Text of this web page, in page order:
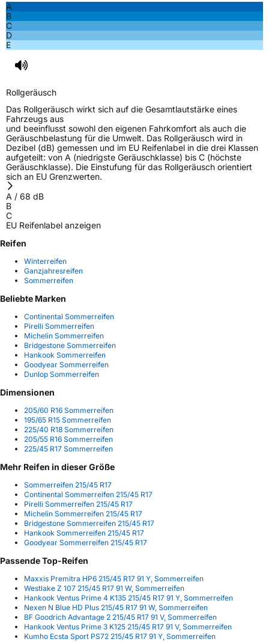
A
B
C
D
E
Rollgeräusch
Das Rollgeräusch wirkt sich auf die Gesamtlautstärke eines
Fahrzeugs aus
und beeinflusst sowohl den eigenen Fahrkomfort als auch die
Geräuschbelastung für die Umwelt. Das Rollgeräusch wird in
Dezibel (dB) gemessen und im EU Reifenlabel in die drei Klassen
aufgeteilt: von A (niedrigste Geräuschklasse) bis C (höchste
Geräuschklasse). Die Einstufung für das Rollgeräusch orientiert
sich an EU Grenzwerten.
A / 68 dB
B
C
EU Reifenlabel anzeigen
Reifen
Winterreifen
Ganzjahresreifen
Sommerreifen
Beliebte Marken
Continental Sommerreifen
Pirelli Sommerreifen
Michelin Sommerreifen
Bridgestone Sommerreifen
Hankook Sommerreifen
Goodyear Sommerreifen
Dunlop Sommerreifen
Dimensionen
205/60 R16 Sommerreifen
195/65 R15 Sommerreifen
225/40 R18 Sommerreifen
205/55 R16 Sommerreifen
225/45 R17 Sommerreifen
Mehr Reifen in dieser Größe
Sommerreifen 215/45 R17
Continental Sommerreifen 215/45 R17
Pirelli Sommerreifen 215/45 R17
Michelin Sommerreifen 215/45 R17
Bridgestone Sommerreifen 215/45 R17
Hankook Sommerreifen 215/45 R17
Goodyear Sommerreifen 215/45 R17
Passende Top-Reifen
Maxxis Premitra HP6 215/45 R17 91 Y, Sommerreifen
Westlake Z 107 215/45 R17 91 W, Sommerreifen
Hankook Ventus Prime 4 K135 215/45 R17 91 Y, Sommerreifen
Nexen N Blue HD Plus 215/45 R17 91 W, Sommerreifen
BF Goodrich Advantage 2 215/45 R17 91 V, Sommerreifen
Hankook Ventus Prime 3 K125 215/45 R17 91 V, Sommerreifen
Kumho Ecsta Sport PS72 215/45 R17 91 Y, Sommerreifen